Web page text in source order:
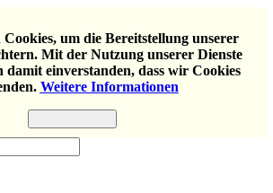
um die Bereitstellung unserer
Mit der Nutzung unserer Dienste
damit einverstanden, dass wir Cookies
Weitere Informationen